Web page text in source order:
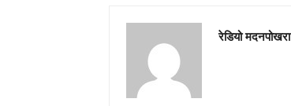
रेडियो मदनपोखरा